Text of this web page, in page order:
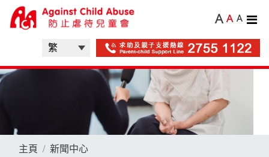
A A A
主頁 新聞中心